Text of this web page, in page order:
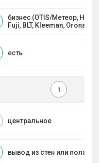
бизнес (OTIS/Метеор,
Fuji, BLT, Kleeman, Orona)
есть
1
центральное
вывод из стен или пола